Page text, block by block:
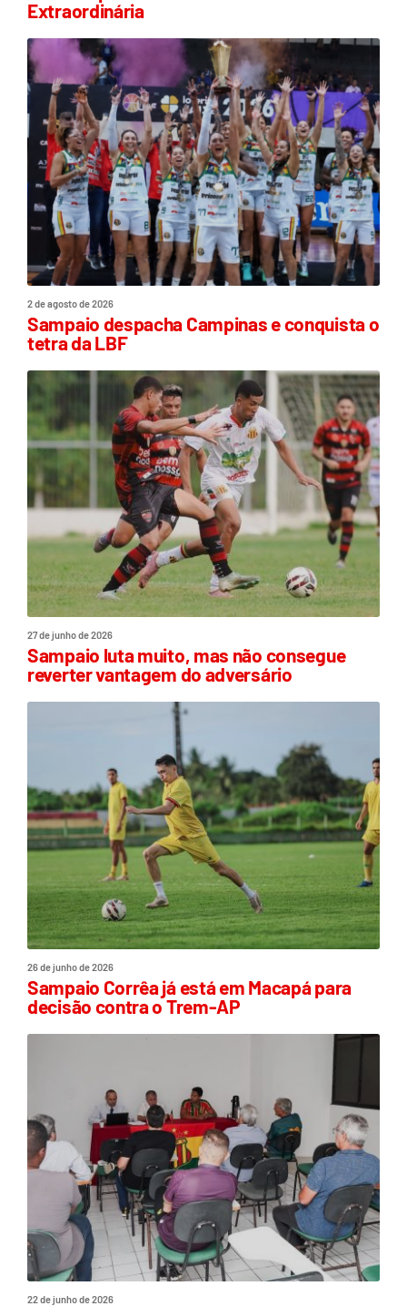
Extraordinária
2 de agosto de 2026
Sampaio despacha Campinas e conquista o
tetra da LBF
27 de junho de 2026
Sampaio luta muito, mas não consegue
reverter vantagem do adversário
26 de junho de 2026
Sampaio Corrêa já está em Macapá para
decisão contra o Trem-AP
22 de junho de 2026